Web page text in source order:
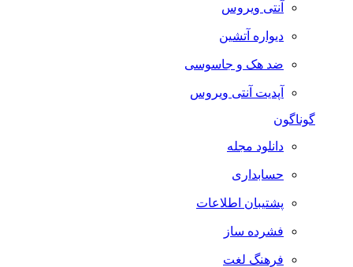
آنتی ویروس
دیواره آتشین
ضد هک و جاسوسی
آپدیت آنتی ویروس
گوناگون
دانلود مجله
حسابداری
پشتیبان اطلاعات
فشرده ساز
فرهنگ لغت